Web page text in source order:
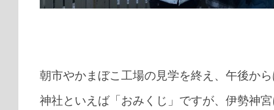
朝市やかまぼこ工場の見学を終え、午後か
神社といえば「おみくじ」ですが、伊勢神